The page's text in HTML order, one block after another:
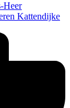
Heer
Kattendijke